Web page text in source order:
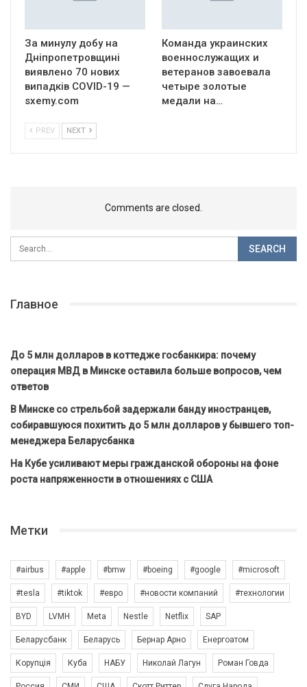
За минулу добу на
Дніпропетровщині
виявлено 70 нових
випадків COVID-19 —
sxemy.com
Команда украинских
военнослужащих и
ветеранов завоевала
четыре золотые
медали на…
PREV NEXT
Comments are closed.
Главное
До 5 млн долларов в коттедже госбанкира: почему
операция МВД в Минске оставила больше вопросов, чем
ответов
В Минске со стрельбой задержали банду иностранцев,
собиравшуюся похитить до 5 млн долларов у бывшего топ-
менеджера Беларусбанка
На Кубе усиливают меры гражданской обороны на фоне
роста напряженности в отношениях с США
Метки
#airbus #apple #bmw #boeing #google #microsoft
#tesla #tiktok #евро #новости компаний #технологии
BYD LVMH Meta Nestle Netflix SAP
Беларусбанк Беларусь Бернар Арно Енергоатом
Корупція Куба НАБУ Николай Лагун Роман Говда